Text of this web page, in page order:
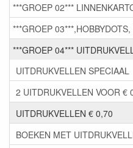
***GROEP 02***
***GROEP
***GROEP 04***
UITDRUKVELLEN SPECIAAL
2 UITDRUKVELLEN VOOR €
UITDRUKVELLEN € 0,70
BOEKEN MET